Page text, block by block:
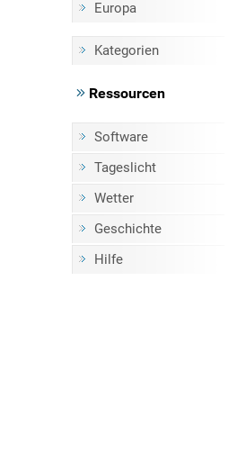
Europa
Kategorien
Ressourcen
Software
Tageslicht
Wetter
Geschichte
Hilfe